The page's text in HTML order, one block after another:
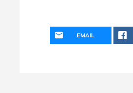
EMAIL